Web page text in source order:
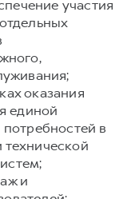
участия
оказания
единой
в
и